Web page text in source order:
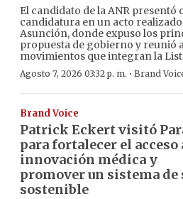
El candidato de la ANR presentó
candidatura en un acto
Asunción, donde expuso los
propuesta de gobierno y reunió
movimientos que integran la
Agosto 7, 2026 03:32 p. m. · Brand
Brand Voice
Patrick Eckert visitó
para fortalecer el acceso
innovación médica y
promover un sistema de
sostenible